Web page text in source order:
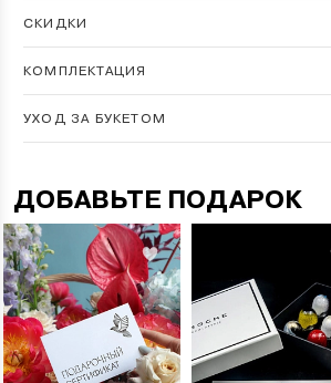
СКИДКИ
КОМПЛЕКТАЦИЯ
УХОД ЗА БУКЕТОМ
ДОБАВЬТЕ ПОДАРОК